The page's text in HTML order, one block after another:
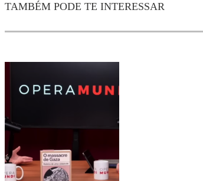
TAMBÉM PODE TE INTERESSAR